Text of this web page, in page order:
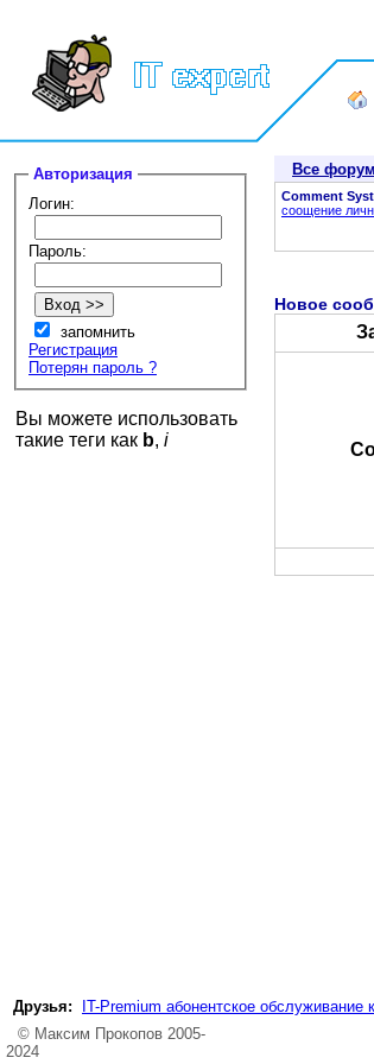
Авторизация
Логин:
Пароль:
запомнить
Регистрация
Потерян пароль ?
Вы можете использовать
такие теги как b, i
Все
Comment
соощение
Новое
Друзья: IT-Premium абонентское обслуживание
© Максим Прокопов 2005-
2024